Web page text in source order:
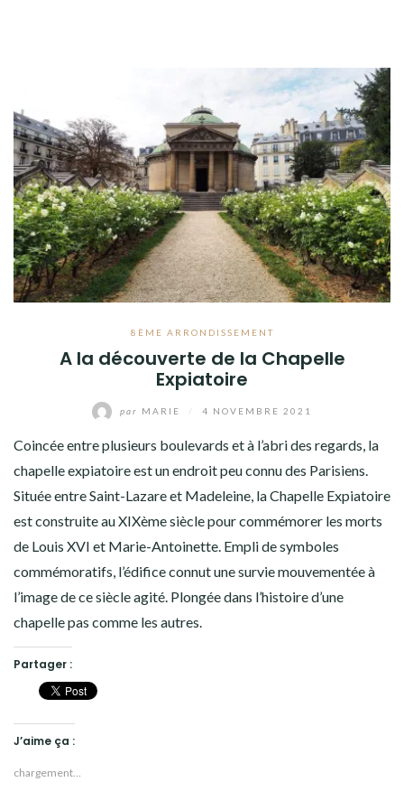
8ÈME ARRONDISSEMENT
A la découverte de la Chapelle
Expiatoire
par MARIE 4 NOVEMBRE 2021
Coincée entre plusieurs boulevards et à l’abri des regards, la
chapelle expiatoire est un endroit peu connu des Parisiens.
Située entre Saint-Lazare et Madeleine, la Chapelle Expiatoire
est construite au XIXème siècle pour commémorer les morts
de Louis XVI et Marie-Antoinette. Empli de symboles
commémoratifs, l’édifice connut une survie mouvementée à
l’image de ce siècle agité. Plongée dans l’histoire d’une
chapelle pas comme les autres.
Partager :
J’aime ça :
chargement…